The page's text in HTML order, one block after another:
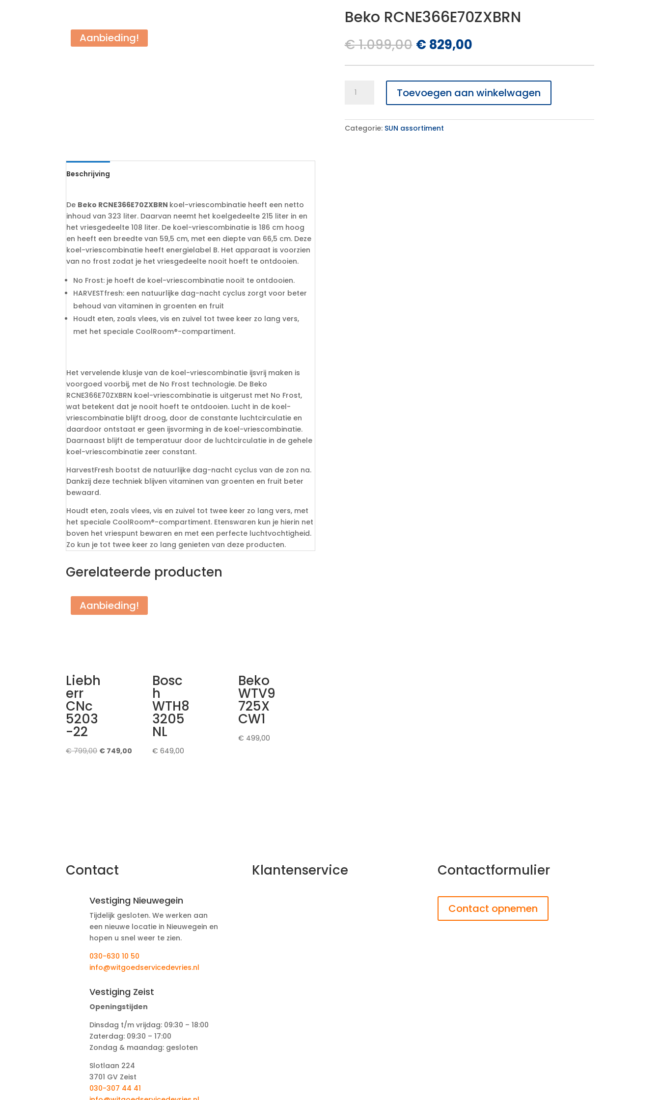
Aanbieding!
Beko RCNE366E70ZXBRN
€1.099,00 Oorspronkelijke
was:
€ 1.099,00.
€ 829,00Huidige
is:
€ 829,00.
RCNE366E70ZXBRNToevoegen aan winkelwagen
Categorie: SUN assortiment
Beschrijving
De Beko RCNE366E70ZXBRN koel-vriescombinatie heeft een netto
inhoud van 323 liter. Daarvan neemt het koelgedeelte 215 liter in en
het vriesgedeelte 108 liter. De koel-vriescombinatie is 186 cm hoog
en heeft een breedte van 59,5 cm, met een diepte van 66,5 cm. Deze
koel-vriescombinatie heeft energielabel B. Het apparaat is voorzien
van no frost zodat je het vriesgedeelte nooit hoeft te ontdooien.
No Frost: je hoeft de koel-vriescombinatie nooit te ontdooien.
HARVESTfresh: een natuurlijke dag-nacht cyclus zorgt voor beter
behoud van vitaminen in groenten en fruit
Houdt eten, zoals vlees, vis en zuivel tot twee keer zo lang vers,
met het speciale CoolRoom®-compartiment.
Het vervelende klusje van de koel-vriescombinatie ijsvrij maken is
voorgoed voorbij, met de No Frost technologie. De Beko
RCNE366E70ZXBRN koel-vriescombinatie is uitgerust met No Frost,
wat betekent dat je nooit hoeft te ontdooien. Lucht in de koel-
vriescombinatie blijft droog, door de constante luchtcirculatie en
daardoor ontstaat er geen ijsvorming in de koel-vriescombinatie.
Daarnaast blijft de temperatuur door de luchtcirculatie in de gehele
koel-vriescombinatie zeer constant.
HarvestFresh bootst de natuurlijke dag-nacht cyclus van de zon na.
Dankzij deze techniek blijven vitaminen van groenten en fruit beter
bewaard.
Houdt eten, zoals vlees, vis en zuivel tot twee keer zo lang vers, met
het speciale CoolRoom®-compartiment. Etenswaren kun je hierin net
boven het vriespunt bewaren en met een perfecte luchtvochtigheid.
Zo kun je tot twee keer zo lang genieten van deze producten.
Gerelateerde producten
Aanbieding!
Liebh
err
CNc
5203
-22
€799,00 Oorspronkelijke
€ 749,00 Huidige
Bosc
h
WTH8
3205
NL
€ 649,00
Beko
WTV9
725X
CW1
€ 499,00
Contact
Vestiging Nieuwegein
Tijdelijk gesloten. We werken aan
een nieuwe locatie in Nieuwegein en
hopen u snel weer te zien.
030-630 10 50
info@witgoedservicedevries.nl
Vestiging Zeist
Openingstijden
Dinsdag t/m vrijdag: 09:30 – 18:00
Zaterdag: 09:30 – 17:00
Zondag & maandag: gesloten
Slotlaan 224
3701 GV Zeist
030-307 44 41
Klantenservice Contactformulier
Contact opnemen